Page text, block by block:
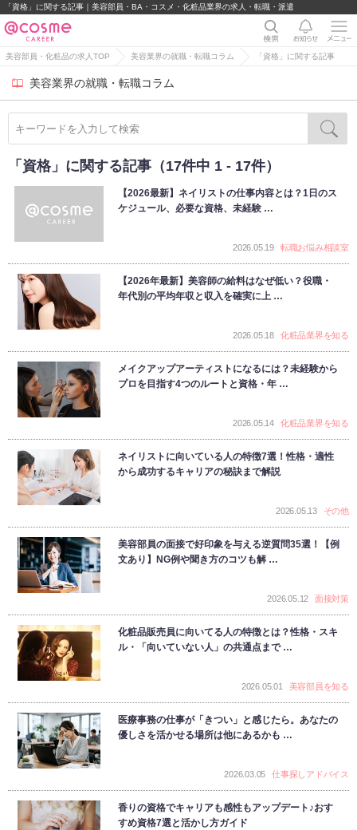
「資格」に関する記事｜美容部員・BA・コスメ・化粧品業界の求人・転職・派遣
美容部員・化粧品の求人TOP 美容業界の就職・転職コラム 「資格」に関する記事
美容業界の就職・転職コラム
「資格」に関する記事（17件中 1 - 17件）
【2026最新】ネイリストの仕事内容とは？1日のス
ケジュール、必要な資格、未経験 …
2026.05.19 転職お悩み相談室
【2026年最新】美容師の給料はなぜ低い？役職・
年代別の平均年収と収入を確実に上 …
2026.05.18 化粧品業界を知る
メイクアップアーティストになるには？未経験から
プロを目指す4つのルートと資格・年 …
2026.05.14 化粧品業界を知る
ネイリストに向いている人の特徴7選！性格・適性
から成功するキャリアの秘訣まで解説
2026.05.13 その他
美容部員の面接で好印象を与える逆質問35選！【例
文あり】NG例や聞き方のコツも解 …
2026.05.12 面接対策
化粧品販売員に向いてる人の特徴とは？性格・スキ
ル・「向いていない人」の共通点まで …
2026.05.01 美容部員を知る
医療事務の仕事が「きつい」と感じたら。あなたの
優しさを活かせる場所は他にあるかも …
2026.03.05 仕事探しアドバイス
香りの資格でキャリアも感性もアップデート♪おす
すめ資格7選と活かし方ガイド